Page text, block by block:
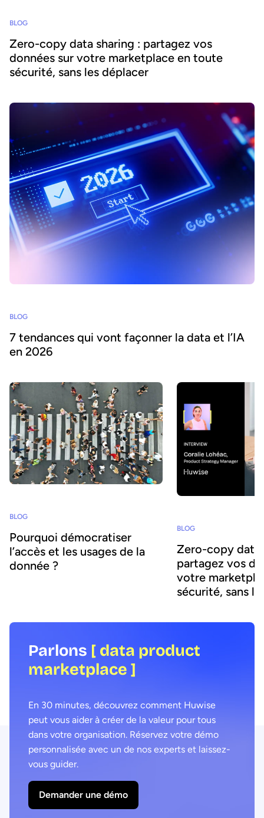
BLOG
Zero-copy data sharing : partagez vos
données sur votre marketplace en toute
sécurité, sans les déplacer
BLOG
7 tendances qui vont façonner la data et l’IA
en 2026
BLOG
Pourquoi démocratiser
l’accès et les usages de la
donnée ?
BLOG
Zero-copy data
partagez vos
votre
sécurité, sans
Parlons [ data product
marketplace ]
En 30 minutes, découvrez comment Huwise
peut vous aider à créer de la valeur pour tous
dans votre organisation. Réservez votre démo
personnalisée avec un de nos experts et laissez-
vous guider.
Demander une démo